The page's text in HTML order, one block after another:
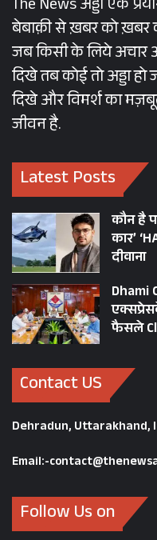
जांच, किसी
न्यायालय के
कराए जाने का
सधन्यवाद,
सहयोगाकांक्षी,
गढ़वाल सचिव
भाकपा(माले)
BJP
GOVIND SINGH
The News अड्डा एक
बेबाक़ी से ख़बर को
जब किसी के लिये अचार
दिखे तब कोई तो अड्डा
दिखे और विमर्श का
जीवन है.
Latest Posts
कौन है
कार’
दीवाना
Dhami
फैसले
Contact US
Dehradun, Uttarakhand,
Email:-
Follow Us on